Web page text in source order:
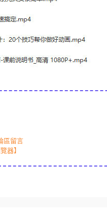
區留言
器】